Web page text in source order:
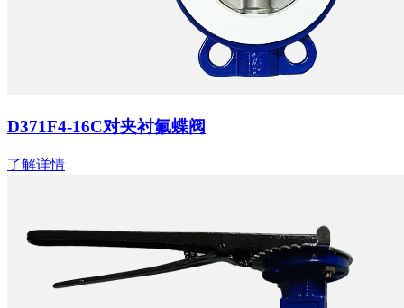
D371F4-16C对夹衬氟蝶阀
了解详情